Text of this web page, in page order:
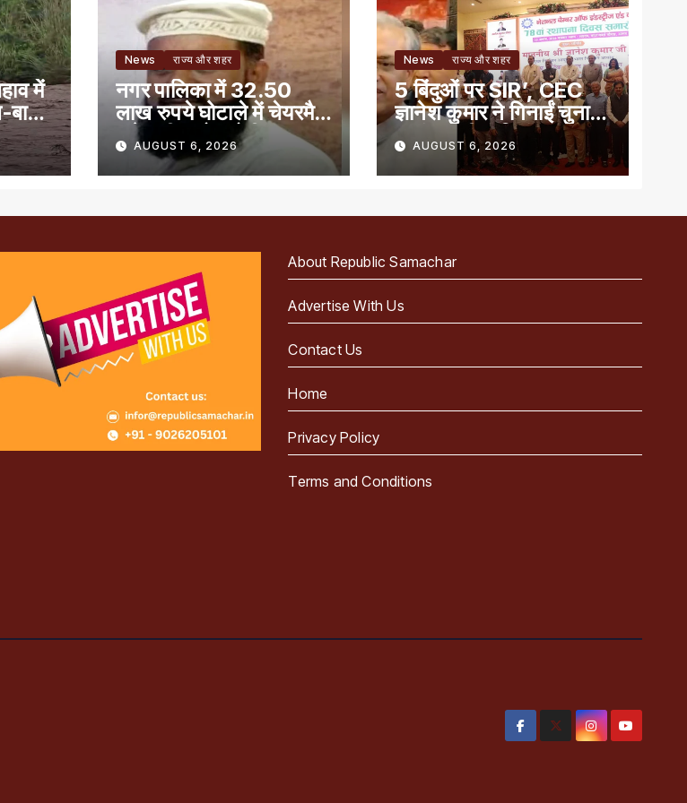
में
बाल
News राज्य और शहर
नगर पालिका में 32.50
लाख रुपये घोटाले में चेयरमैन
समेत तीन लोग दोषी
AUGUST 6, 2026
News राज्य और शहर
5 बिंदुओं पर SIR’, CEC
ज्ञानेश कुमार ने गिनाईं चुनाव
प्रबंधन की खूबियां
AUGUST 6, 2026
About Republic Samachar
Advertise With Us
Contact Us
Home
Privacy Policy
Terms and Conditions